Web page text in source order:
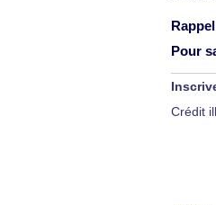
Pour
Crédit